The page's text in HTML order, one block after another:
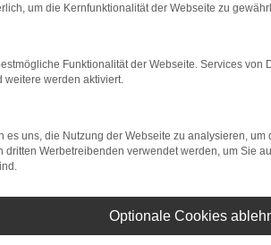
bestimmter Seiten verhindern.
beheben.
auf dem neuesten Stand sind.
kann auch dazu führen, dass
uns bitte. Wir werden
um die Kernfunktionalität der Webseite zu
Funktionalität der Webseite. Services von
weitere werden aktiviert.
es uns, die Nutzung der Webseite zu analysieren,
dritten Werbetreibenden verwendet werden, um Sie
Optionale Cookies